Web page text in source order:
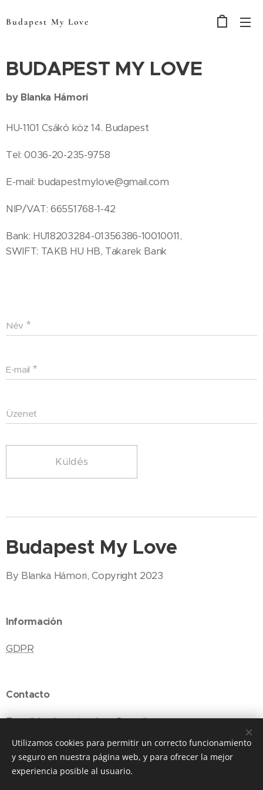
Budapest My Love
BUDAPEST MY LOVE
by Blanka Hámori
HU-1101 Csákó köz 14. Budapest
Tel: 0036-20-235-9758
E-mail: budapestmylove@gmail.com
NIP/VAT: 66551768-1-42
Bank: HU18203284-01356386-10010011,
SWIFT: TAKB HU HB, Takarek Bank
Név
E-mail
Üzenet
Küldés
Budapest My Love
By Blanka Hámori, Copyright 2023
Información
GDPR
Contacto
E-mail: budapestmylove@gmail.com
Cookies
Utilizamos cookies para permitir un correcto funcionamiento
y seguro en nuestra página web, y para ofrecer la mejor
experiencia posible al usuario.